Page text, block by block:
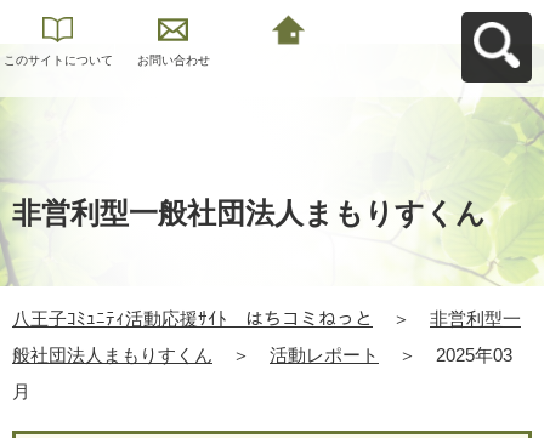
このサイトについて お問い合わせ
非営利型一般社団法人まもりすくん
八王子ｺﾐｭﾆﾃｨ活動応援ｻｲﾄ はちコミねっと ＞
非営利型一
般社団法人まもりすくん
＞ 活動レポート ＞
2025年03
月